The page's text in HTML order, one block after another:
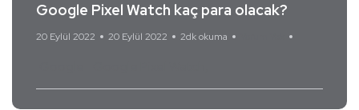
Google Pixel Watch kaç para olacak?
20 Eylül 2022 20 Eylül 2022 2dk okuma